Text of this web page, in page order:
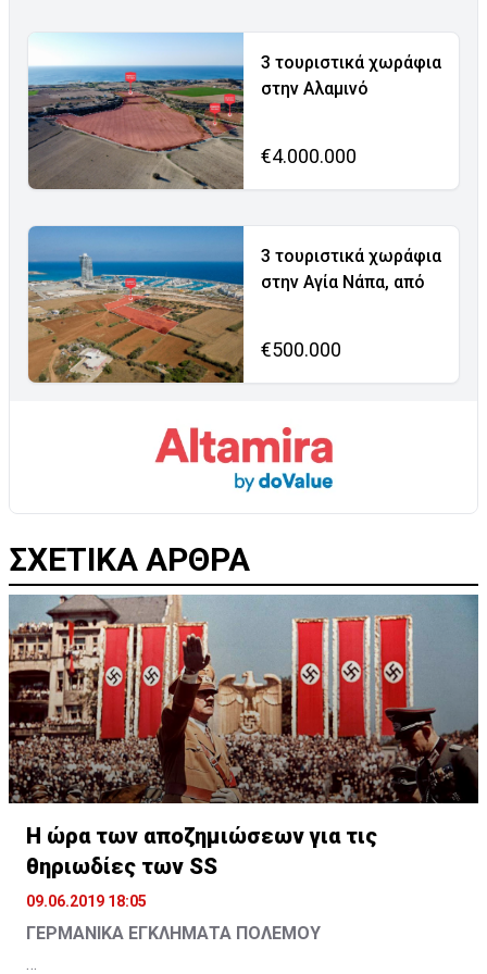
3 τουριστικά χωράφια
στην Αλαμινό
€4.000.000
3 τουριστικά χωράφια
στην Αγία Νάπα, από
€500.000
ΣΧΕΤΙΚΑ ΑΡΘΡΑ
Η ώρα των αποζημιώσεων για τις
θηριωδίες των SS
09.06.2019 18:05
ΓΕΡΜΑΝΙΚΑ ΕΓΚΛΗΜΑΤΑ ΠΟΛΕΜΟΥ